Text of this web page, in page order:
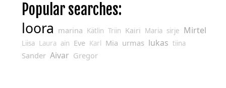
Popular searches:
loora marina Kätlin Triin Kairi Maria sirje Mirtel
Liisa Laura ain Eve Karl Mia urmas lukas tiina
Sander Aivar Gregor